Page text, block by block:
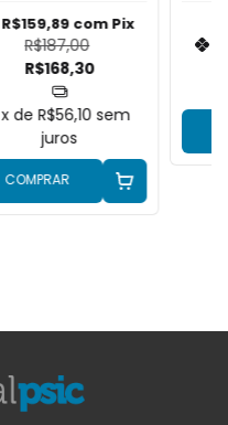
R$187,00
R$168,30
R$159,89 comPix
x deR$56,10 sem
juros
COMPRAR